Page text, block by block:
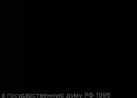
государственную думу РФ 1995